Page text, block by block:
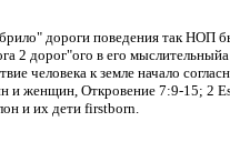
дороги поведения так НОП
2 дорог"ого в его
человека к земле начало
и женщин, Откровение 7:9-15;
и их дети firstborn.